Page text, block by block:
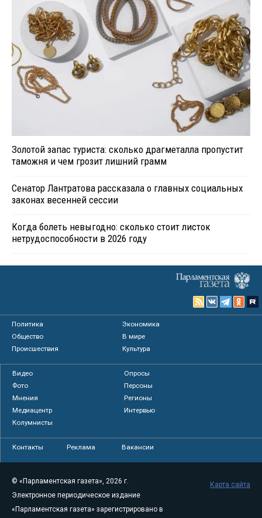
Золотой запас туриста: сколько драгметалла пропустит
таможня и чем грозит лишний грамм
Сенатор Лантратова рассказала о главных социальных
законах весенней сессии
Когда болеть невыгодно: сколько стоит листок
нетрудоспособности в 2026 году
Политика
Экономика
Общество
В мире
Происшествия
Культура
Видео
Опросы
Фото
Персоны
Мнения
Регионы
Медиацентр
Интервью
Колумнисты
Контакты Реклама Вакансии
© «Парламентская газета», 2026 г.
Электронное периодическое издание
«Парламентская газета» зарегистрировано в
Карта сайта